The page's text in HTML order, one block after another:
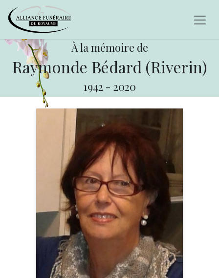
À la mémoire de
Raymonde Bédard (Riverin)
1942 - 2020